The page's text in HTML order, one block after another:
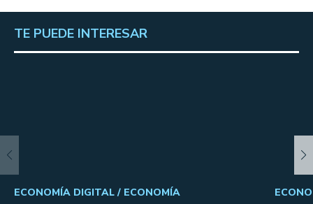
TE PUEDE INTERESAR
ECONOMÍA DIGITAL / ECONOMÍA